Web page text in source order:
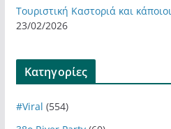
Τουριστική Καστοριά και
23/02/2026
Kατηγορίες
#Viral (554)